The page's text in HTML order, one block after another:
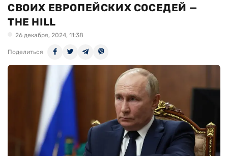
СВОИХ ЕВРОПЕЙСКИХ СОСЕДЕЙ —
THE HILL
26 декабря, 2024, 11:38
Поделиться